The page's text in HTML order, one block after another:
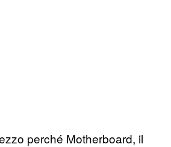
perché Motherboard, il